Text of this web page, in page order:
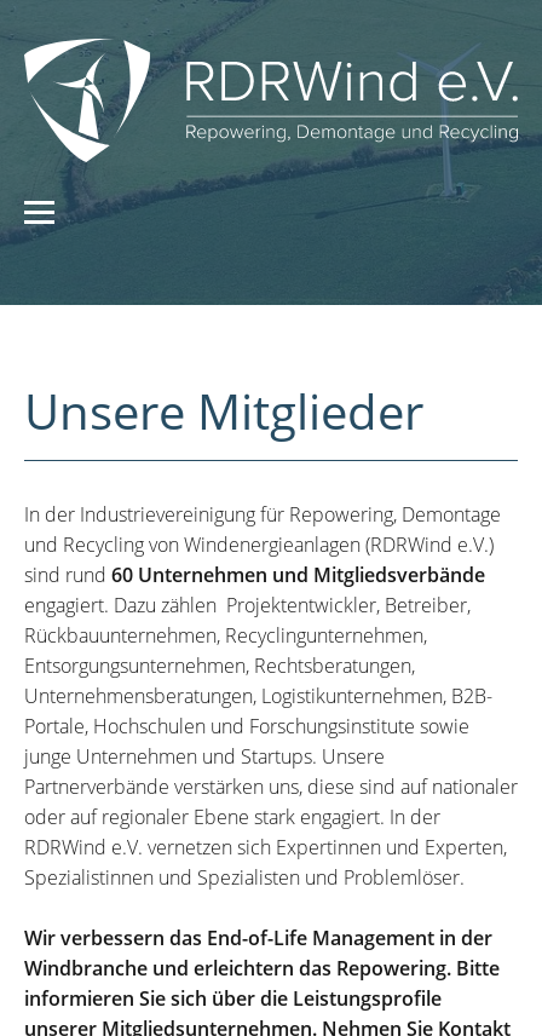
Unsere Mitglieder
In der Industrievereinigung für Repowering, Demontage
und Recycling von Windenergieanlagen (RDRWind e.V.)
sind rund 60 Unternehmen und Mitgliedsverbände
engagiert. Dazu zählen Projektentwickler, Betreiber,
Rückbauunternehmen, Recyclingunternehmen,
Entsorgungsunternehmen, Rechtsberatungen,
Unternehmensberatungen, Logistikunternehmen, B2B-
Portale, Hochschulen und Forschungsinstitute sowie
junge Unternehmen und Startups. Unsere
Partnerverbände verstärken uns, diese sind auf nationaler
oder auf regionaler Ebene stark engagiert. In der
RDRWind e.V. vernetzen sich Expertinnen und Experten,
Spezialistinnen und Spezialisten und Problemlöser.
Wir verbessern das End-of-Life Management in der
Windbranche und erleichtern das Repowering. Bitte
informieren Sie sich über die Leistungsprofile
unserer Mitgliedsunternehmen. Nehmen Sie Kontakt